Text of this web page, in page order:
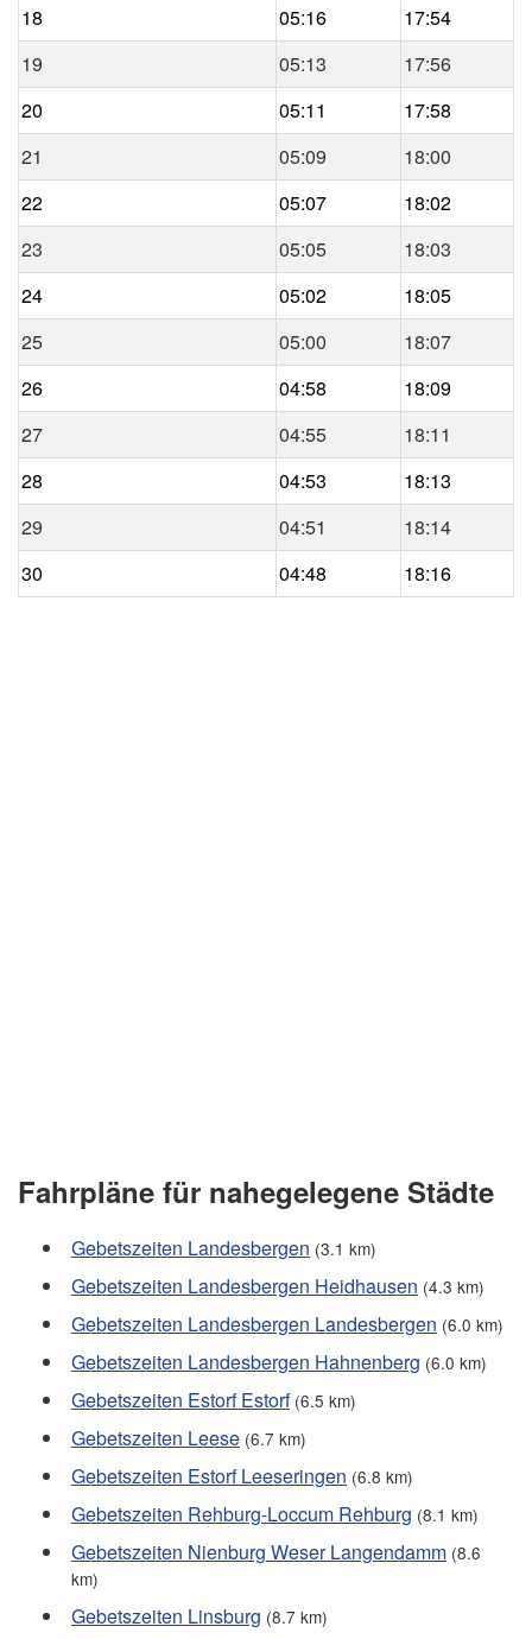
18
05:16
17:54
19
05:13
17:56
20
05:11
17:58
21
05:09
18:00
22
05:07
18:02
23
05:05
18:03
24
05:02
18:05
25
05:00
18:07
26
04:58
18:09
27
04:55
18:11
28
04:53
18:13
29
04:51
18:14
30
04:48 18:16
Fahrpläne für nahegelegene Städte
Gebetszeiten Landesbergen (3.1 km)
Gebetszeiten Landesbergen Heidhausen (4.3 km)
Gebetszeiten Landesbergen Landesbergen (6.0 km)
Gebetszeiten Landesbergen Hahnenberg (6.0 km)
Gebetszeiten Estorf Estorf (6.5 km)
Gebetszeiten Leese (6.7 km)
Gebetszeiten Estorf Leeseringen (6.8 km)
Gebetszeiten Rehburg-Loccum Rehburg (8.1 km)
Gebetszeiten Nienburg Weser Langendamm (8.6
km)
Gebetszeiten Linsburg (8.7 km)